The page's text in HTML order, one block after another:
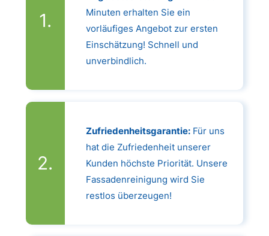
Minuten erhalten Sie ein
vorläufiges Angebot zur ersten
Einschätzung! Schnell und
unverbindlich.
Zufriedenheitsgarantie:Für uns
hat die Zufriedenheit unserer
Kunden höchste Priorität. Unsere
Fassadenreinigung wird Sie
restlos überzeugen!